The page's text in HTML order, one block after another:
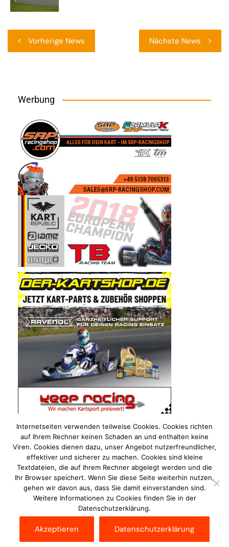
Vorherige News Nächste News
Werbung
Kontakt
Internetseiten verwenden teilweise Cookies. Cookies richten
auf Ihrem Rechner keinen Schaden an und enthalten keine
Viren. Cookies dienen dazu, unser Angebot nutzerfreundlicher,
effektiver und sicherer zu machen. Cookies sind kleine
Textdateien, die auf Ihrem Rechner abgelegt werden und die
Ihr Browser speichert. Wenn Sie diese Seite weiterhin nutzen,
gehen wir davon aus, dass Sie damit einverstanden sind.
Weitere Informationen zu Cookies finden Sie in der
Datenschutzerklärung.
Akzeptieren Datenschutzerklärung